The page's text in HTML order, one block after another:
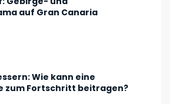
auf Gran Canaria
Wie kann eine
zum Fortschritt beitragen?